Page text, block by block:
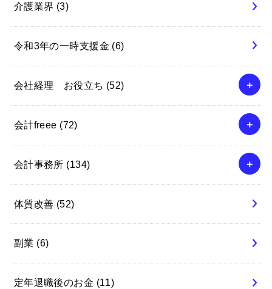
介護業界 (3)
令和3年の一時支援金 (6)
会社経理 お役立ち (52)
会計freee (72)
会計事務所 (134)
体質改善 (52)
副業 (6)
定年退職後のお金 (11)